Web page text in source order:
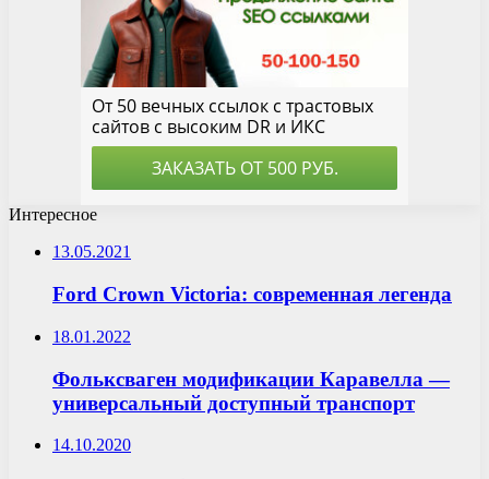
Интересное
13.05.2021
Ford Crown Victoria: современная легенда
18.01.2022
Фольксваген модификации Каравелла —
универсальный доступный транспорт
14.10.2020